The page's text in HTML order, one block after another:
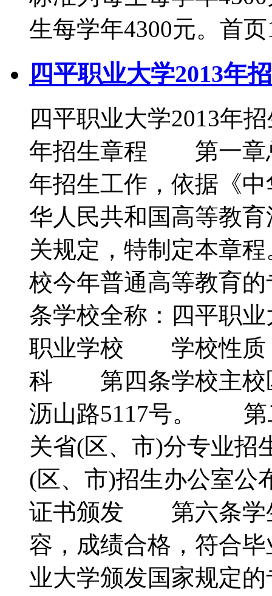
生每学年4300元。首
四平职业大学2013年
四平职业大学2013
年招生章程 第一章
年招生工作，依据《
华人民共和国高等教
关规定，特制定本章
校今年普通高等教育
条学校全称：四平职
职业学校 学校性
科 第四条学校主校
沥山路5117号。
关省(区、市)分专业招
(区、市)招生办公室
证书颁发 第六条学
容，成绩合格，符合
业大学颁发国家规定